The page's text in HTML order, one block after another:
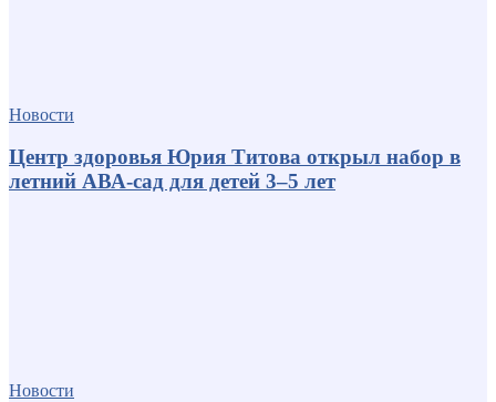
Новости
Центр здоровья Юрия Титова открыл набор в
летний АВА-сад для детей 3–5 лет
Новости